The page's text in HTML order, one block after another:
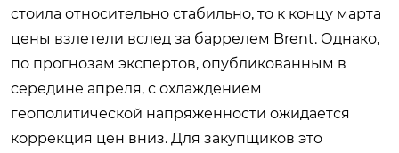
стоила относительно стабильно, то к концу марта
цены взлетели вслед за баррелем Brent. Однако,
по прогнозам экспертов, опубликованным в
середине апреля, с охлаждением
геополитической напряженности ожидается
коррекция цен вниз. Для закупщиков это